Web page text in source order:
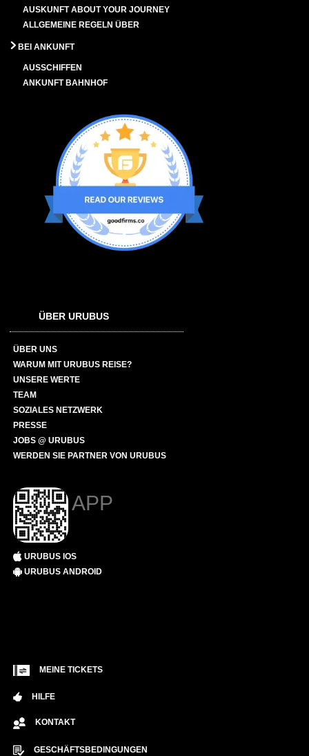
AUSKUNFT ABOUT YOUR JOURNEY
ALLGEMEINE REGELN ÜBER
BEI ANKUNFT
AUSSCHIFFEN
ANKUNFT BAHNHOF
ÜBER URUBUS
ÜBER UNS
WARUM MIT URUBUS REISE?
UNSERE WERTE
TEAM
SOZIALES NETZWERK
PRESSE
JOBS @ URUBUS
WERDEN SIE PARTNER VON URUBUS
APP
URUBUS IOS
URUBUS ANDROID
MEINE TICKETS
HILFE
KONTAKT
GESCHÄFTSBEDINGUNGEN